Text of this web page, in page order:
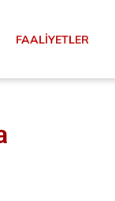
FAALIYETLER